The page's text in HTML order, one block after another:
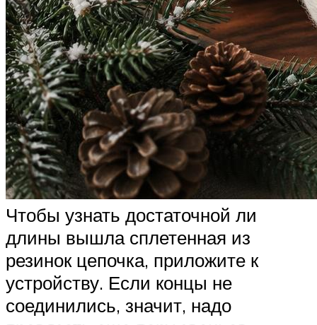
Чтобы узнать достаточной ли
длины вышла сплетенная из
резинок цепочка, приложите к
устройству. Если концы не
соединились, значит, надо